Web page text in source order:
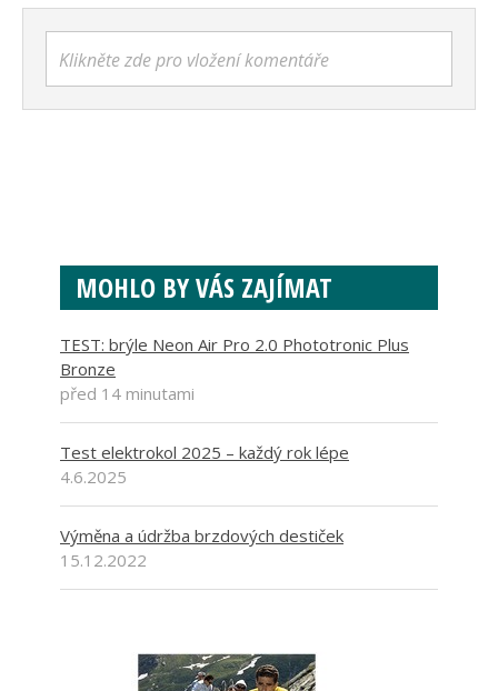
Klikněte zde pro vložení komentáře
MOHLO BY VÁS ZAJÍMAT
TEST: brýle Neon Air Pro 2.0 Phototronic Plus
Bronze
před 14 minutami
Test elektrokol 2025 – každý rok lépe
4.6.2025
Výměna a údržba brzdových destiček
15.12.2022